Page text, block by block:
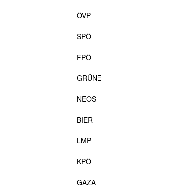
ÖVP
SPÖ
FPÖ
GRÜNE
NEOS
BIER
LMP
KPÖ
GAZA